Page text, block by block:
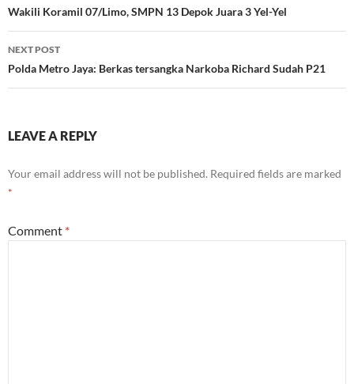
navigation
Wakili Koramil 07/Limo, SMPN 13 Depok Juara 3 Yel-Yel
NEXT POST
Polda Metro Jaya: Berkas tersangka Narkoba Richard Sudah P21
LEAVE A REPLY
Your email address will not be published. Required fields are marked
*
Comment *